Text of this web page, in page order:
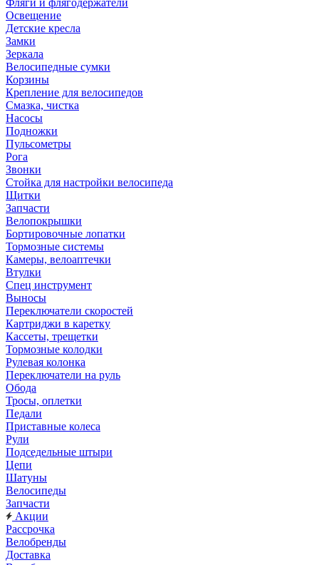
Фляги и флягодержатели
Освещение
Детские кресла
Замки
Зеркала
Велосипедные сумки
Корзины
Крепление для велосипедов
Смазка, чистка
Насосы
Подножки
Пульсометры
Рога
Звонки
Стойка для настройки велосипеда
Щитки
Запчасти
Велопокрышки
Бортировочные лопатки
Тормозные системы
Камеры, велоаптечки
Втулки
Спец инструмент
Выносы
Переключатели скоростей
Картриджи в каретку
Кассеты, трещетки
Тормозные колодки
Рулевая колонка
Переключатели на руль
Обода
Тросы, оплетки
Педали
Приставные колеса
Рули
Подседельные штыри
Цепи
Шатуны
Велосипеды
Запчасти
Акции
Рассрочка
Велобренды
Доставка